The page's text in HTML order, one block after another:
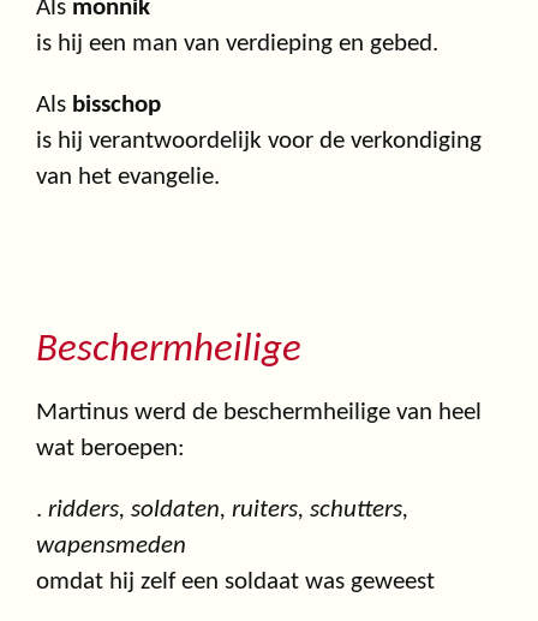
Als monnik
is hij een man van verdieping en gebed.
Als bisschop
is hij verantwoordelijk voor de verkondiging
van het evangelie.
Beschermheilige
Martinus werd de beschermheilige van heel
wat beroepen:
. ridders, soldaten, ruiters, schutters,
wapensmeden
omdat hij zelf een soldaat was geweest